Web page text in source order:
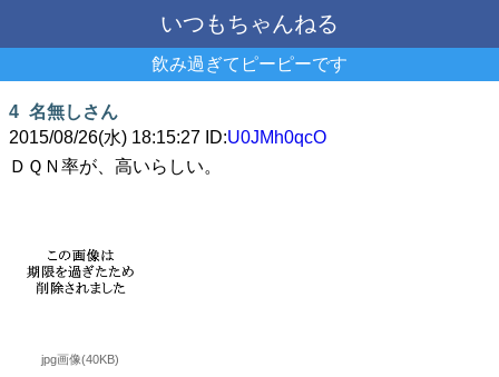
いつもちゃんねる
飲み過ぎてピーピーです
4 名無しさん
2015/08/26(水) 18:15:27 ID:U0JMh0qcO
ＤＱＮ率が、高いらしい。
jpg画像(40KB)